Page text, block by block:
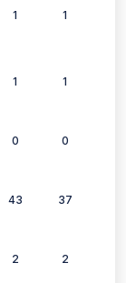
1 1
1 1
0 0
43 37
2 2